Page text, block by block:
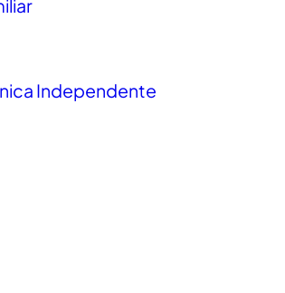
Independente